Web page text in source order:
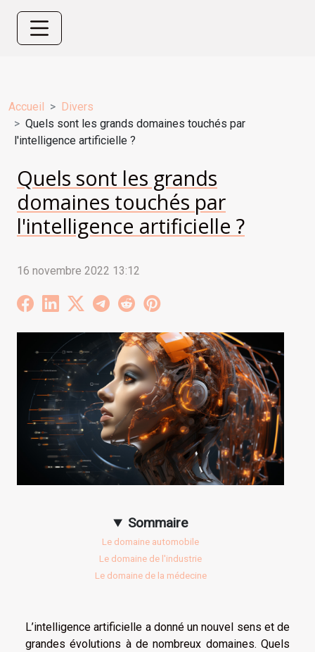
Accueil
Divers
Quels sont les grands domaines touchés par
l'intelligence artificielle ?
Quels sont les grands
domaines touchés par
l'intelligence artificielle ?
16 novembre 2022 13:12
Sommaire
Le domaine automobile
Le domaine de l'industrie
Le domaine de la médecine
L’intelligence artificielle a donné un nouvel sens et de
grandes évolutions à de nombreux domaines. Quels